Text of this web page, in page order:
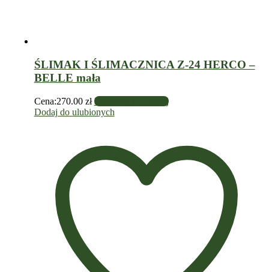
ŚLIMAK I ŚLIMACZNICA Z-24 HERCO –
BELLE mała
Cena:270.00 zł Dowiedz się więcej
Dodaj do ulubionych